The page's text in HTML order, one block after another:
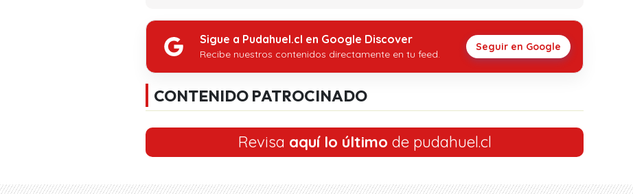
Sigue a Pudahuel.cl en Google Discover
Recibe nuestros contenidos directamente en tu feed.
Seguir en Google
CONTENIDO PATROCINADO
Revisa aquí lo último de pudahuel.cl